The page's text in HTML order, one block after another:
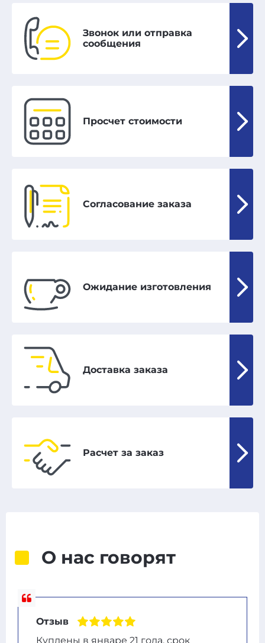
Звонок или отправка
сообщения
Просчет стоимости
Согласование заказа
Ожидание изготовления
Доставка заказа
Расчет за заказ
О нас говорят
Отзыв
Куплены в январе 21 года, срок